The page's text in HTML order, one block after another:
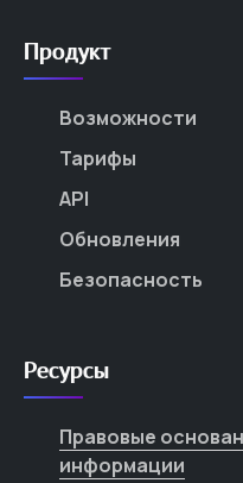
Продукт
Возможности
Тарифы
API
Обновления
Безопасность
Ресурсы
Правовые
информации